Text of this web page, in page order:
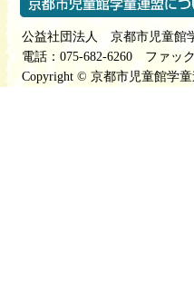
公益社団法人 京都市児童館
電話：075-682-6260 ファッ
Copyright © 京都市児童館学童